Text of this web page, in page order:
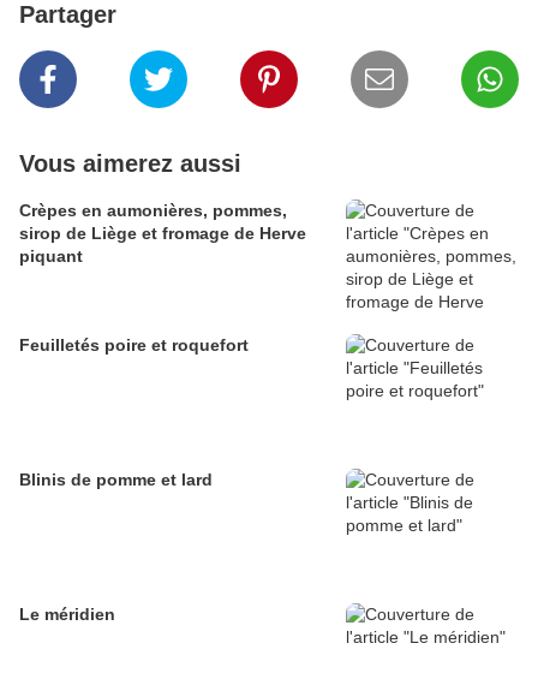
Partager
Vous aimerez aussi
Crèpes en aumonières, pommes,
sirop de Liège et fromage de Herve
piquant
Feuilletés poire et roquefort
Blinis de pomme et lard
Le méridien